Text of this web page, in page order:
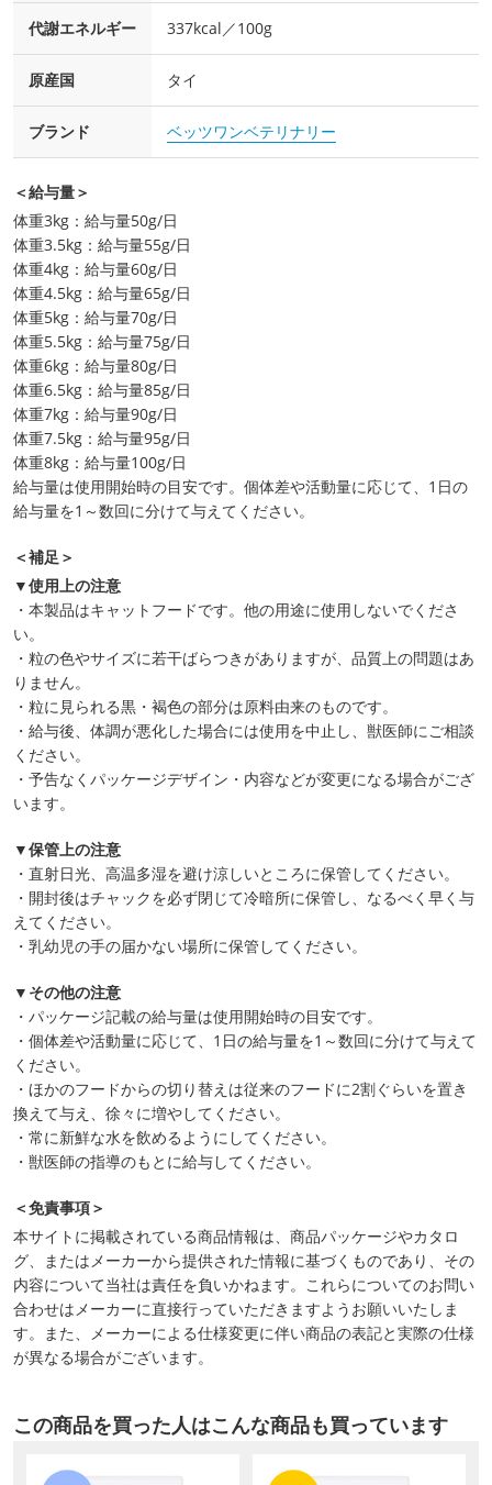
代謝エネルギー 337kcal／100g
原産国 タイ
ブランド ベッツワンベテリナリー
＜給与量＞
体重3kg：給与量50g/日
体重3.5kg：給与量55g/日
体重4kg：給与量60g/日
体重4.5kg：給与量65g/日
体重5kg：給与量70g/日
体重5.5kg：給与量75g/日
体重6kg：給与量80g/日
体重6.5kg：給与量85g/日
体重7kg：給与量90g/日
体重7.5kg：給与量95g/日
体重8kg：給与量100g/日
給与量は使用開始時の目安です。個体差や活動量に応じて、1日の
給与量を1～数回に分けて与えてください。
＜補足＞
▼使用上の注意
・本製品はキャットフードです。他の用途に使用しないでくださ
い。
・粒の色やサイズに若干ばらつきがありますが、品質上の問題はあ
りません。
・粒に見られる黒・褐色の部分は原料由来のものです。
・給与後、体調が悪化した場合には使用を中止し、獣医師にご相談
ください。
・予告なくパッケージデザイン・内容などが変更になる場合がござ
います。
▼保管上の注意
・直射日光、高温多湿を避け涼しいところに保管してください。
・開封後はチャックを必ず閉じて冷暗所に保管し、なるべく早く与
えてください。
・乳幼児の手の届かない場所に保管してください。
▼その他の注意
・パッケージ記載の給与量は使用開始時の目安です。
・個体差や活動量に応じて、1日の給与量を1～数回に分けて与えて
ください。
・ほかのフードからの切り替えは従来のフードに2割ぐらいを置き
換えて与え、徐々に増やしてください。
・常に新鮮な水を飲めるようにしてください。
・獣医師の指導のもとに給与してください。
＜免責事項＞
本サイトに掲載されている商品情報は、商品パッケージやカタロ
グ、またはメーカーから提供された情報に基づくものであり、その
内容について当社は責任を負いかねます。これらについてのお問い
合わせはメーカーに直接行っていただきますようお願いいたしま
す。また、メーカーによる仕様変更に伴い商品の表記と実際の仕様
が異なる場合がございます。
この商品を買った人はこんな商品も買っています